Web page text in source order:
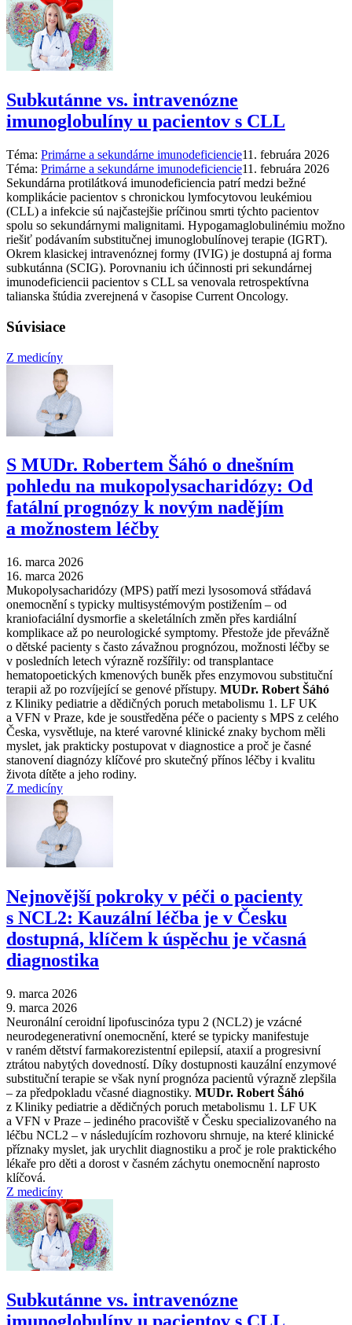
Subkutánne vs. intravenózne
imunoglobulíny u pacientov s CLL
Téma: Primárne a sekundárne imunodeficiencie11. februára 2026
Téma: Primárne a sekundárne imunodeficiencie11. februára 2026
Sekundárna protilátková imunodeficiencia patrí medzi bežné
komplikácie pacientov s chronickou lymfocytovou leukémiou
(CLL) a infekcie sú najčastejšie príčinou smrti týchto pacientov
spolu so sekundárnymi malignitami. Hypogamaglobulinémiu možno
riešiť podávaním substitučnej imunoglobulínovej terapie (IGRT).
Okrem klasickej intravenóznej formy (IVIG) je dostupná aj forma
subkutánna (SCIG). Porovnaniu ich účinnosti pri sekundárnej
imunodeficiencii pacientov s CLL sa venovala retrospektívna
talianska štúdia zverejnená v časopise Current Oncology.
Súvisiace
Z medicíny
S MUDr. Robertem Šáhó o dnešním
pohledu na mukopolysacharidózy: Od
fatální prognózy k novým nadějím
a možnostem léčby
16. marca 2026
16. marca 2026
Mukopolysacharidózy (MPS) patří mezi lysosomová střádavá
onemocnění s typicky multisystémovým postižením –⁠ od
kraniofaciální dysmorfie a skeletálních změn přes kardiální
komplikace až po neurologické symptomy. Přestože jde převážně
o dětské pacienty s často závažnou prognózou, možnosti léčby se
v posledních letech výrazně rozšířily: od transplantace
hematopoetických kmenových buněk přes enzymovou substituční
terapii až po rozvíjející se genové přístupy. MUDr. Robert Šáhó
z Kliniky pediatrie a dědičných poruch metabolismu 1. LF UK
a VFN v Praze, kde je soustředěna péče o pacienty s MPS z celého
Česka, vysvětluje, na které varovné klinické znaky bychom měli
myslet, jak prakticky postupovat v diagnostice a proč je časné
stanovení diagnózy klíčové pro skutečný přínos léčby i kvalitu
života dítěte a jeho rodiny.
Z medicíny
Nejnovější pokroky v péči o pacienty
s NCL2: Kauzální léčba je v Česku
dostupná, klíčem k úspěchu je včasná
diagnostika
9. marca 2026
9. marca 2026
Neuronální ceroidní lipofuscinóza typu 2 (NCL2) je vzácné
neurodegenerativní onemocnění, které se typicky manifestuje
v raném dětství farmakorezistentní epilepsií, ataxií a progresivní
ztrátou nabytých dovedností. Díky dostupnosti kauzální enzymové
substituční terapie se však nyní prognóza pacientů výrazně zlepšila
–⁠ za předpokladu včasné diagnostiky. MUDr. Robert Šáhó
z Kliniky pediatrie a dědičných poruch metabolismu 1. LF UK
a VFN v Praze –⁠ jediného pracoviště v Česku specializovaného na
léčbu NCL2 –⁠ v následujícím rozhovoru shrnuje, na které klinické
příznaky myslet, jak urychlit diagnostiku a proč je role praktického
lékaře pro děti a dorost v časném záchytu onemocnění naprosto
klíčová.
Z medicíny
Subkutánne vs. intravenózne